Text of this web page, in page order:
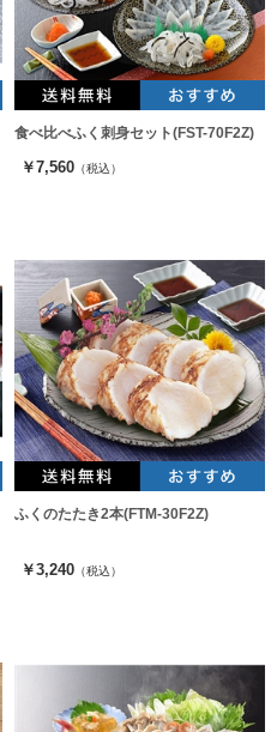
食べ比べふく刺身セット(FST-70F2Z)
￥7,560 （税込）
ふくのたたき2本(FTM-30F2Z)
￥3,240 （税込）